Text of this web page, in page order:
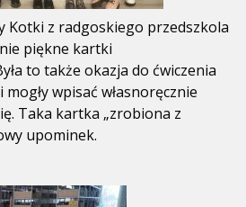
Kotki z radgoskiego przedszkola
piękne kartki
to także okazja do ćwiczenia
wpisać własnoręcznie
Taka kartka „zrobiona z
upominek.